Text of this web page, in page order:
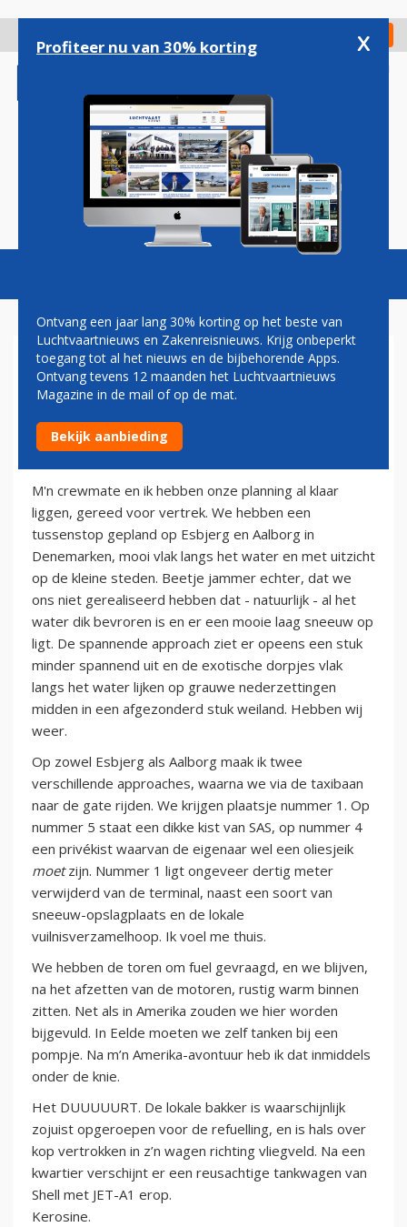
gaan
Check in
Magazine Podcasts Vacatures
CHRISTA KLOOSMAN: MET DE
BARON OP NIGHTSTOP
22 april 2011
M'n crewmate en ik hebben onze planning al klaar
liggen, gereed voor vertrek. We hebben een
tussenstop gepland op Esbjerg en Aalborg in
Denemarken, mooi vlak langs het water en met uitzicht
op de kleine steden. Beetje jammer echter, dat we
ons niet gerealiseerd hebben dat - natuurlijk - al het
water dik bevroren is en er een mooie laag sneeuw op
ligt. De spannende approach ziet er opeens een stuk
minder spannend uit en de exotische dorpjes vlak
langs het water lijken op grauwe nederzettingen
midden in een afgezonderd stuk weiland. Hebben wij
weer.
Op zowel Esbjerg als Aalborg maak ik twee
verschillende approaches, waarna we via de taxibaan
naar de gate rijden. We krijgen plaatsje nummer 1. Op
nummer 5 staat een dikke kist van SAS, op nummer 4
een privékist waarvan de eigenaar wel een oliesjeik
moetzijn. Nummer 1 ligt ongeveer dertig meter
verwijderd van de terminal, naast een soort van
sneeuw-opslagplaats en de lokale
vuilnisverzamelhoop. Ik voel me thuis.
We hebben de toren om fuel gevraagd, en we blijven,
na het afzetten van de motoren, rustig warm binnen
zitten. Net als in Amerika zouden we hier worden
bijgevuld. In Eelde moeten we zelf tanken bij een
pompje. Na m’n Amerika-avontuur heb ik dat inmiddels
onder de knie.
Het DUUUUURT. De lokale bakker is waarschijnlijk
zojuist opgeroepen voor de refuelling, en is hals over
kop vertrokken in z’n wagen richting vliegveld. Na een
kwartier verschijnt er een reusachtige tankwagen van
Shell met JET-A1 erop.
Kerosine.
Profiteer nu van 30% korting x
Ontvang een jaar lang 30% korting op het beste van
Luchtvaartnieuws en Zakenreisnieuws. Krijg onbeperkt
toegang tot al het nieuws en de bijbehorende Apps.
Ontvang tevens 12 maanden het Luchtvaartnieuws
Magazine in de mail of op de mat.
Bekijk aanbieding